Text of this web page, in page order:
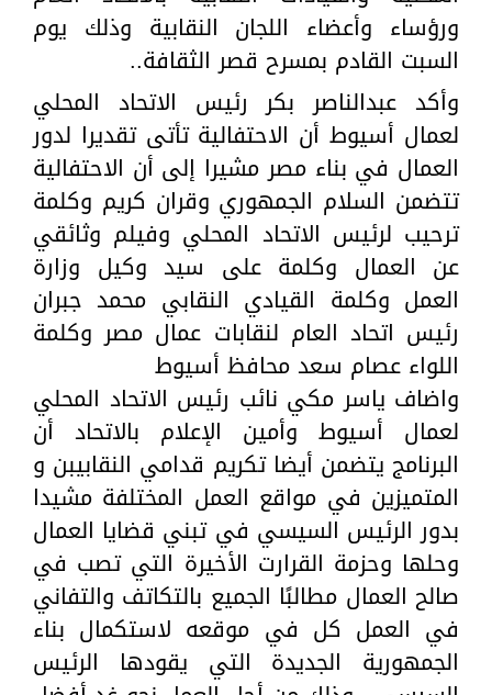
ورؤساء وأعضاء اللجان النقابية وذلك يوم
السبت القادم بمسرح قصر الثقافة..
وأكد عبدالناصر بكر رئيس الاتحاد المحلي
لعمال أسيوط أن الاحتفالية تأتى تقديرا لدور
العمال في بناء مصر مشيرا إلى أن الاحتفالية
تتضمن السلام الجمهوري وقران كريم وكلمة
ترحيب لرئيس الاتحاد المحلي وفيلم وثائقي
عن العمال وكلمة على سيد وكيل وزارة
العمل وكلمة القيادي النقابي محمد جبران
رئيس اتحاد العام لنقابات عمال مصر وكلمة
اللواء عصام سعد محافظ أسيوط
واضاف ياسر مكي نائب رئيس الاتحاد المحلي
لعمال أسيوط وأمين الإعلام بالاتحاد أن
البرنامج يتضمن أيضا تكريم قدامي النقابيبن و
المتميزين في مواقع العمل المختلفة مشيدا
بدور الرئيس السيسي في تبني قضايا العمال
وحلها وحزمة القرارت الأخيرة التي تصب في
صالح العمال مطالبًا الجميع بالتكاتف والتفاني
في العمل كل في موقعه لاستكمال بناء
الجمهورية الجديدة التي يقودها الرئيس